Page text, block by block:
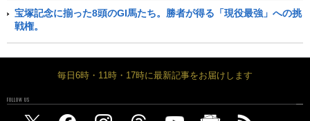
宝塚記念に揃った8頭のGI馬たち。勝者が得る「現役最強」への挑
戦権。
毎日6時・11時・17時に最新記事をお届けします
FOLLOW US